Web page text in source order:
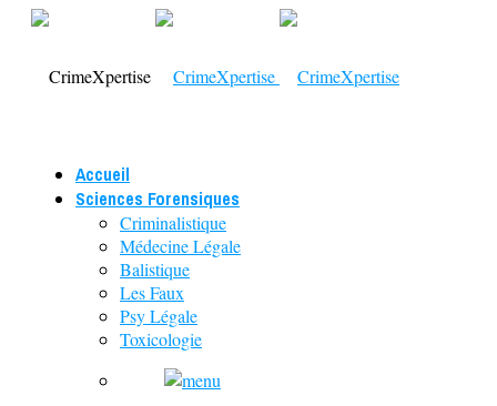
Accueil
Sciences Forensiques
Criminalistique
Médecine Légale
Balistique
Les Faux
Psy Légale
Toxicologie